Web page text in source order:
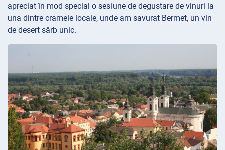
apreciat în mod special o sesiune de degustare de vinuri la
una dintre cramele locale, unde am savurat Bermet, un vin
de desert sârb unic.